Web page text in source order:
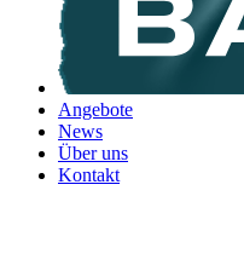
Angebote
News
Über uns
Kontakt